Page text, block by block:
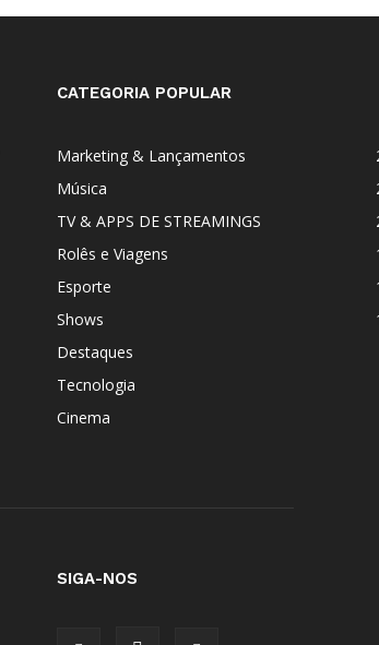
CATEGORIA POPULAR
Marketing & Lançamentos
Música
TV & APPS DE STREAMINGS
Rolês e Viagens
Esporte
Shows
Destaques
Tecnologia
Cinema
SIGA-NOS